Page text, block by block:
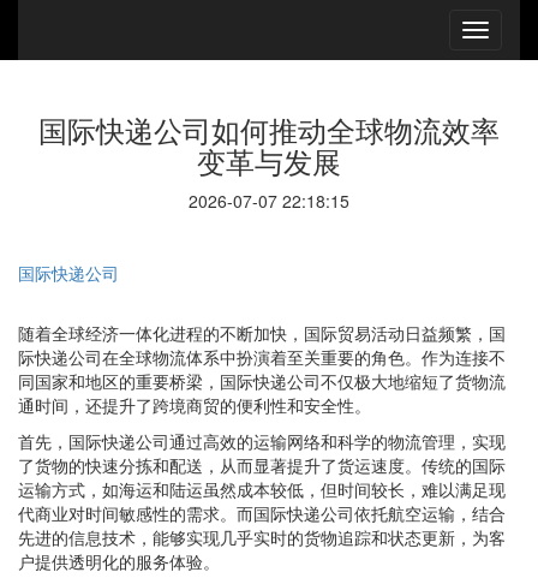
国际快递公司如何推动全球物流效率
变革与发展
2026-07-07 22:18:15
国际快递公司
随着全球经济一体化进程的不断加快，国际贸易活动日益频繁，国
际快递公司在全球物流体系中扮演着至关重要的角色。作为连接不
同国家和地区的重要桥梁，国际快递公司不仅极大地缩短了货物流
通时间，还提升了跨境商贸的便利性和安全性。
首先，国际快递公司通过高效的运输网络和科学的物流管理，实现
了货物的快速分拣和配送，从而显著提升了货运速度。传统的国际
运输方式，如海运和陆运虽然成本较低，但时间较长，难以满足现
代商业对时间敏感性的需求。而国际快递公司依托航空运输，结合
先进的信息技术，能够实现几乎实时的货物追踪和状态更新，为客
户提供透明化的服务体验。